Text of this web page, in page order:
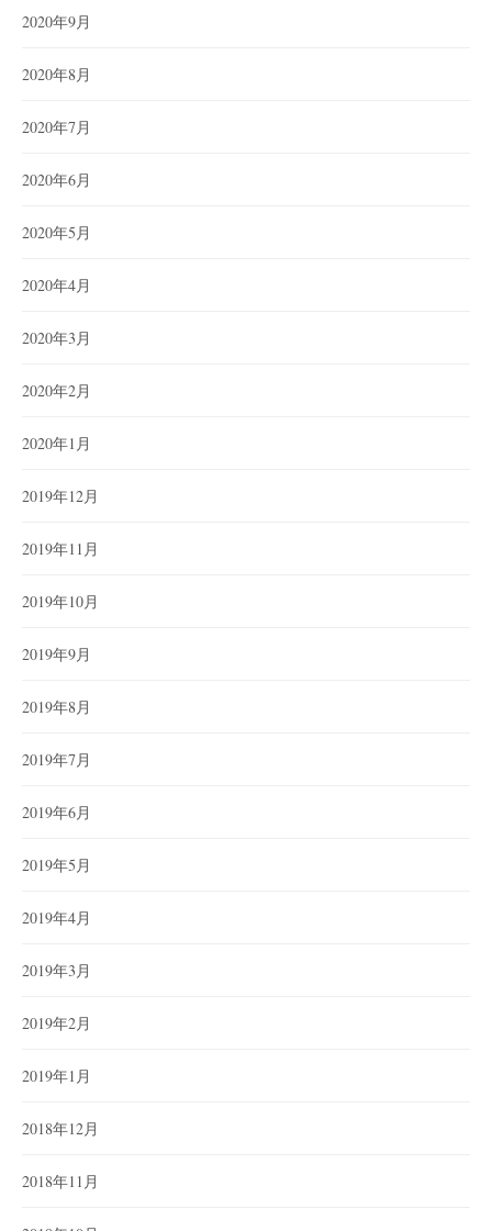
2020年9月
2020年8月
2020年7月
2020年6月
2020年5月
2020年4月
2020年3月
2020年2月
2020年1月
2019年12月
2019年11月
2019年10月
2019年9月
2019年8月
2019年7月
2019年6月
2019年5月
2019年4月
2019年3月
2019年2月
2019年1月
2018年12月
2018年11月